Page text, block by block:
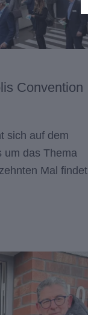
Convention
sich auf dem
um das Thema
Mal findet